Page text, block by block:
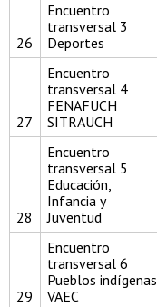
26
Encuentro
transversal 3
Deportes
27
Encuentro
transversal 4
FENAFUCH
SITRAUCH
28
Encuentro
transversal 5
Educación,
Infancia y
Juventud
29
Encuentro
transversal 6
Pueblos indígenas
VAEC